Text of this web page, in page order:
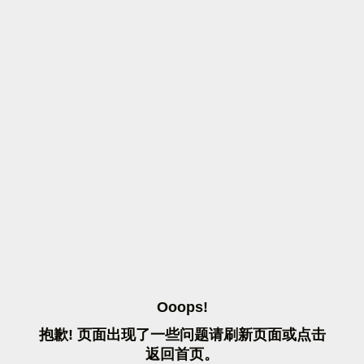
OOOPS!
抱歉! 页面出现了一些问题请刷 新页面或点击
返 回首页。